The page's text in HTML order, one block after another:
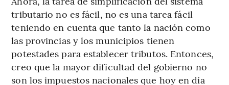
tributario no es fácil, no es una tarea fácil
teniendo en cuenta que tanto la nación como
las provincias y los municipios tienen
potestades para establecer tributos. Entonces,
creo que la mayor dificultad del gobierno no
son los impuestos nacionales que hoy en día